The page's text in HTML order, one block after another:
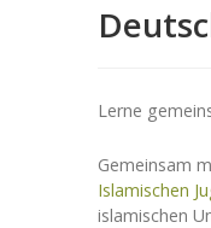
Lerne
Gemeinsam
Islamischen
islamischen